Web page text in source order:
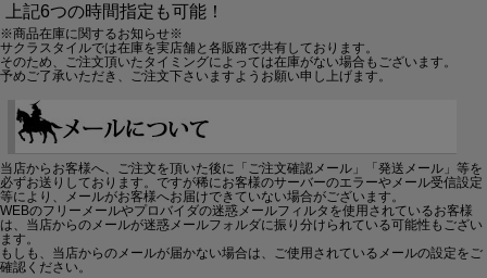
上記6つの時間指定も可能！
※商品在庫に関するお知らせ※
サクラスタイルでは在庫を実店舗と各販路で共有しております。
そのため、ご注文頂いたタイミングによっては在庫がない場合もございます。
予めご了承いただき、ご注文下さいますようお願い申し上げます。
当店からお客様へ、ご注文を頂いた後に「ご注文確認メール」「発送メール」等を
必ずお送りしております。ですが稀にお客様のサーバーのエラーやメール受信設定
等により、メールがお客様へお届けできていない場合がございます。
WEBのフリーメールやプロバイダの迷惑メールフィルタを使用されているお客様
は、当店からのメールが迷惑メールフォルダに振り分けられている可能性もござい
ます。
もしも、当店からのメールが届かない場合は、ご使用されているメールの設定をご
確認ください。